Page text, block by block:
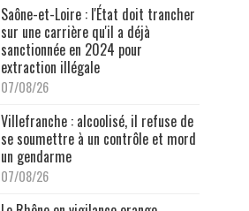
Saône-et-Loire : l'État doit trancher
sur une carrière qu'il a déjà
sanctionnée en 2024 pour
extraction illégale
07/08/26
Villefranche : alcoolisé, il refuse de
se soumettre à un contrôle et mord
un gendarme
07/08/26